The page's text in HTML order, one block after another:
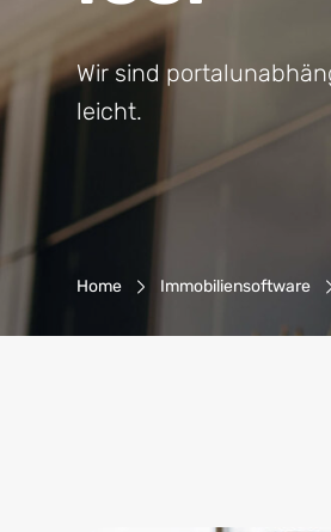
Wir sind
leicht.
Breadcrumb-Navigation
Home Immobiliensoftware